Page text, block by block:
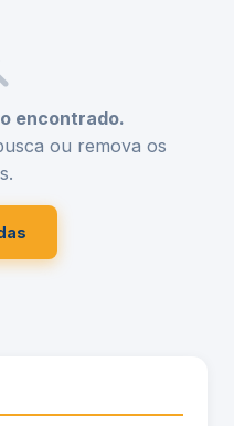
encontrado.
ou remova os